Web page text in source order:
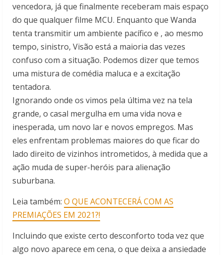
vencedora, já que finalmente receberam mais espaço
do que qualquer filme MCU. Enquanto que Wanda
tenta transmitir um ambiente pacífico e , ao mesmo
tempo, sinistro, Visão está a maioria das vezes
confuso com a situação. Podemos dizer que temos
uma mistura de comédia maluca e a excitação
tentadora.
Ignorando onde os vimos pela última vez na tela
grande, o casal mergulha em uma vida nova e
inesperada, um novo lar e novos empregos. Mas
eles enfrentam problemas maiores do que ficar do
lado direito de vizinhos intrometidos, à medida que a
ação muda de super-heróis para alienação
suburbana.
Leia também: O QUE ACONTECERÁ COM AS
PREMIAÇÕES EM 2021?!
Incluindo que existe certo desconforto toda vez que
algo novo aparece em cena, o que deixa a ansiedade